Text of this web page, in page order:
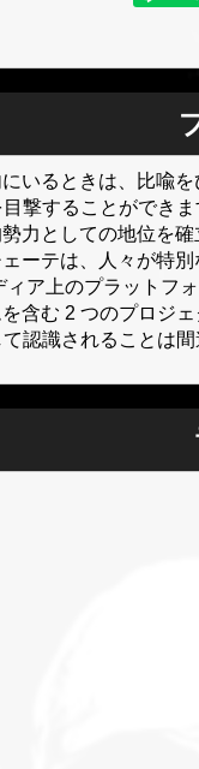
いるときは、比喩
撃することができ
力としての地位を
ーテは、人々が特
ア上のプラットフ
含む 2 つのプロジ
認識されることは間